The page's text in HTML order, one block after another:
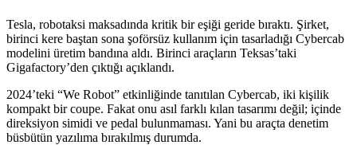
Tesla, robotaksi maksadında kritik bir eşiği geride bıraktı. Şirket,
birinci kere baştan sona şoförsüz kullanım için tasarladığı Cybercab
modelini üretim bandına aldı. Birinci araçların Teksas’taki
Gigafactory’den çıktığı açıklandı.
2024’teki “We Robot” etkinliğinde tanıtılan Cybercab, iki kişilik
kompakt bir coupe. Fakat onu asıl farklı kılan tasarımı değil; içinde
direksiyon simidi ve pedal bulunmaması. Yani bu araçta denetim
büsbütün yazılıma bırakılmış durumda.